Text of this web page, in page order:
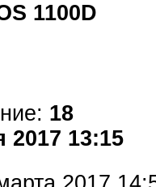
1100D
18
2017 13:15